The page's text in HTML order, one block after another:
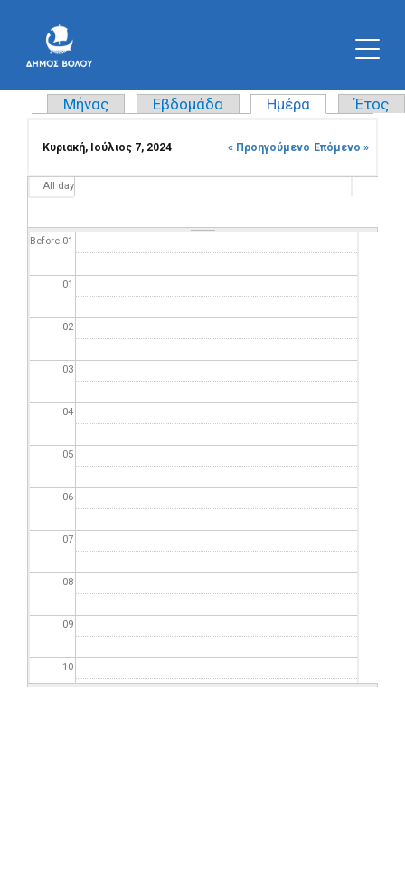
Πρωτεύουσες καρτέλες
Μήνας Εβδομάδα Ημέρα (ενεργήΈτος
Κυριακή, Ιούλιος 7, 2024 « Προηγούμενο Επόμενο »
All day
Before 01
01
02
03
04
05
06
07
08
09
10